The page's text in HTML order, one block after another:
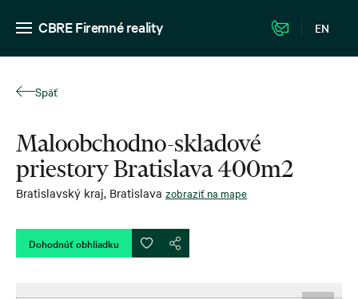
CBRE Firemné reality EN
Späť
Maloobchodno-skladové
priestory Bratislava 400m2
Bratislavský kraj, Bratislava zobraziť na mape
Dohodnúť obhliadku